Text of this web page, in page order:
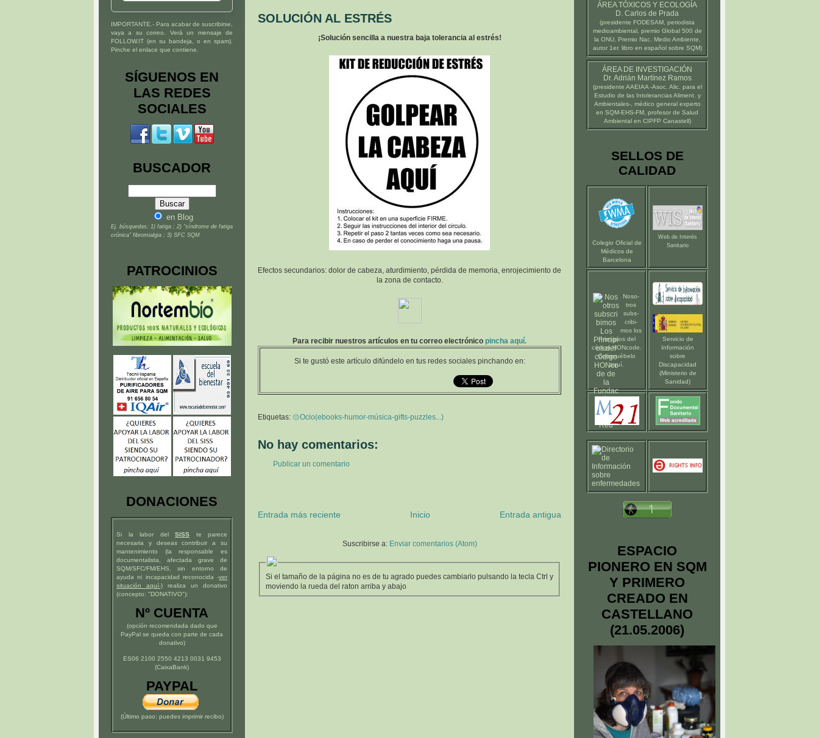
SOLUCIÓN AL ESTRÉS
¡Solución sencilla a nuestra baja tolerancia al estrés!
Efectos secundarios: dolor de cabeza, aturdimiento, pérdida de memoria, enrojecimiento de
la zona de contacto.
Para recibir nuestros artículos en tu correo electrónico pincha aquí.
Si te gustó este artículo difúndelo en tus redes sociales pinchando en:
Etiquetas: ۞Ocio(ebooks-humor-música-gifts-puzzles...)
No hay comentarios:
Publicar un comentario
Entrada más reciente Entrada antigua
Inicio
Suscribirse a: Enviar comentarios (Atom)
Si el tamaño de la página no es de tu agrado puedes cambiarlo pulsando la tecla Ctrl y
moviendo la rueda del raton arriba y abajo
IMPORTANTE.- Para acabar de suscribirse,
vaya a su correo. Verá un mensaje de
FOLLOW.IT (en su bandeja, o en spam).
Pinche el enlace que contiene.
SÍGUENOS EN
LAS REDES
SOCIALES
BUSCADOR
en Blog
Ej. búsquedas: 1) fatiga ; 2) “síndrome de fatiga
crónica” fibromialgia ; 3) SFC SQM
PATROCINIOS
DONACIONES
Si la labor del SISS te parece
necesaria y deseas contribuir a su
mantenimiento (la responsable es
documentalista, afectada grave de
SQM/SFC/FM/EHS, sin entorno de
ayuda ni incapacidad reconocida -ver
situación aquí-) realiza un donativo
(concepto: "DONATIVO"):
Nº CUENTA
(opción recomendada dado que
PayPal se queda con parte de cada
donativo)
ES06 2100 2550 4213 0031 9453
(CaixaBank)
PAYPAL
(Último paso: puedes imprimir recibo)
ÁREA TÓXICOS Y ECOLOGÍA
D. Carlos de Prada
(presidente FODESAM , periodista
medioambiental, premio Global 500 de
la ONU, Premio Nac. Medio Ambiente,
autor 1er. libro en español sobre SQM)
ÁREA DE INVESTIGACIÓN
Dr. Adrián Martínez Ramos
(presidente AAEIAA-Asoc. Alic. para el
Estudio de las Intolerancias Aliment. y
Ambientales-, médico general experto
en SQM-EHS-FM, profesor de Salud
Ambiental en CIPFP Canastell)
SELLOS DE
CALIDAD
Colegio Oficial de
Médicos de
Barcelona
Web de Interés
Sanitario
Noso-
tros
subs-
cribi-
mos los
Principios del
código HONcode
Compruébelo
aquí
Servicio de
Información
sobre
Discapacidad
(Ministerio de
Sanidad)
ESPACIO
PIONERO EN SQM
Y PRIMERO
CREADO EN
CASTELLANO
(21.05.2006)